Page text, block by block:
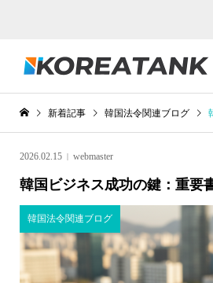
新着記事 韓国法令関連ブログ
2026.02.15 webmaster
韓国ビジネス成功の鍵：重要
韓国法令関連ブログ